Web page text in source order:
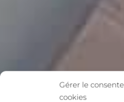
Gérer le
cookies